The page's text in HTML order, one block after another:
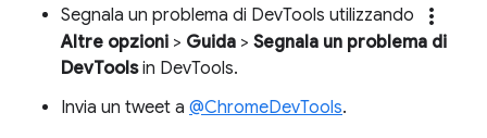
Segnala un problema di DevTools utilizzando
more_vert
Altre opzioni > Guida > Segnala un problema di
DevToolsin DevTools.
Invia un tweet a @ChromeDevTools.